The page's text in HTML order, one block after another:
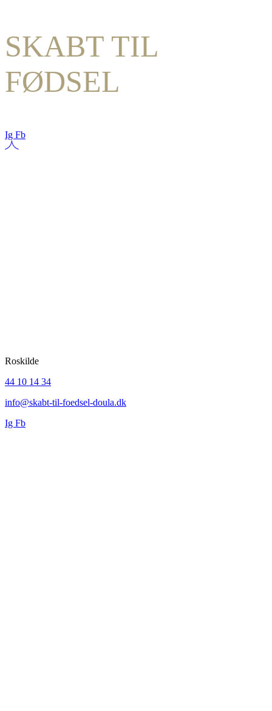
SKABT TIL
FØDSEL
Ig Fb
Roskilde
44 10 14 34
info@skabt-til-foedsel-doula.dk
Ig Fb